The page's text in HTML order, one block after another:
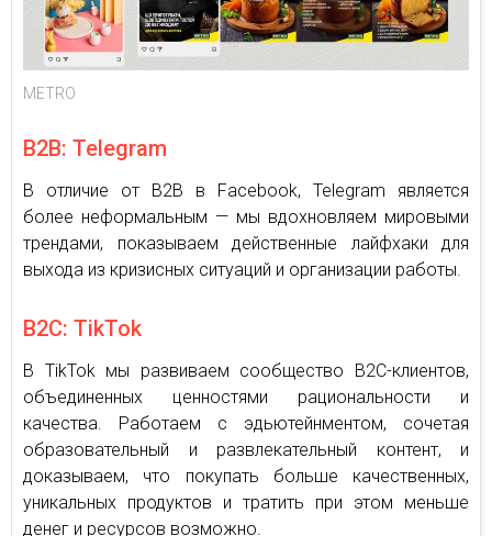
METRO
B2B: Telegram
В отличие от B2B в Facebook, Telegram является
более неформальным — мы вдохновляем мировыми
трендами, показываем действенные лайфхаки для
выхода из кризисных ситуаций и организации работы.
В2С: TikTok
В TikTok мы развиваем сообщество B2C-клиентов,
объединенных ценностями рациональности и
качества. Работаем с эдьютейнментом, сочетая
образовательный и развлекательный контент, и
доказываем, что покупать больше качественных,
уникальных продуктов и тратить при этом меньше
денег и ресурсов возможно.